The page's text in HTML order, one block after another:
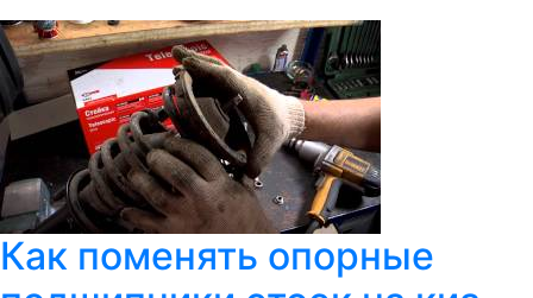
Как поменять опорные